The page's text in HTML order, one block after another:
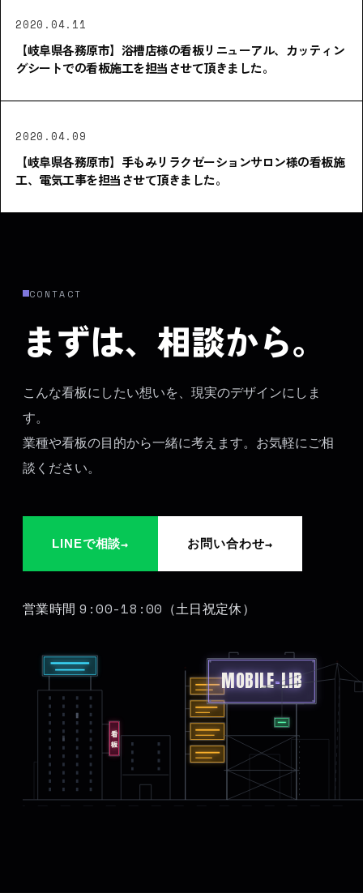
2020.04.11
【岐阜県各務原市】浴槽店様の看板リニューアル、カッティン
グシートでの看板施工を担当させて頂きました。
2020.04.09
【岐阜県各務原市】手もみリラクゼーションサロン様の看板施
工、電気工事を担当させて頂きました。
CONTACT
まずは、相談から。
こんな看板にしたい想いを、現実のデザインにしま
す。
業種や看板の目的から一緒に考えます。お気軽にご相
談ください。
LINEで相談→ お問い合わせ→
営業時間 9:00-18:00 （土日祝定休）
看板
MOBILE-LIB